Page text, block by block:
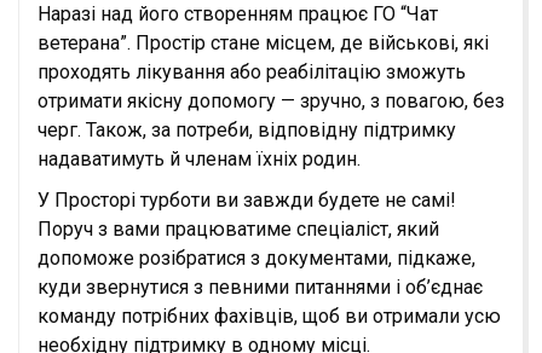
Наразі над його створенням працює ГО “Чат
ветерана”. Простір стане місцем, де військові, які
проходять лікування або реабілітацію зможуть
отримати якісну допомогу — зручно, з повагою, без
черг. Також, за потреби, відповідну підтримку
надаватимуть й членам їхніх родин.
У Просторі турботи ви завжди будете не самі!
Поруч з вами працюватиме спеціаліст, який
допоможе розібратися з документами, підкаже,
куди звернутися з певними питаннями і об’єднає
команду потрібних фахівців, щоб ви отримали усю
необхідну підтримку в одному місці.